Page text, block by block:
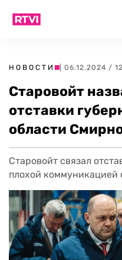
НОВОСТИ | 06.12.2024 /
Старовойт
отставки
области
Старовойт связал
плохой коммуникацией